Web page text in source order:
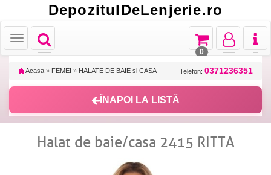
DepozitulDeLenjerie.ro
Toggle
navigation
Toggle
Toggle
navigation
Toggle
navigation
Toggle
navigation
0
Acasa » FEMEI » HALATE DE BAIE si CASA Telefon: 0371236351
ÎNAPOI LA LISTĂ
Halat de baie/casa 2415 RITTA